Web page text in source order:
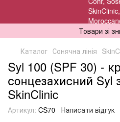
Товари зі
Каталог Сонячна лінія
Syl 100 (SPF 30) -
сонцезахисний Syl
SkinClinic
Артикул: CS70 Написати відгук